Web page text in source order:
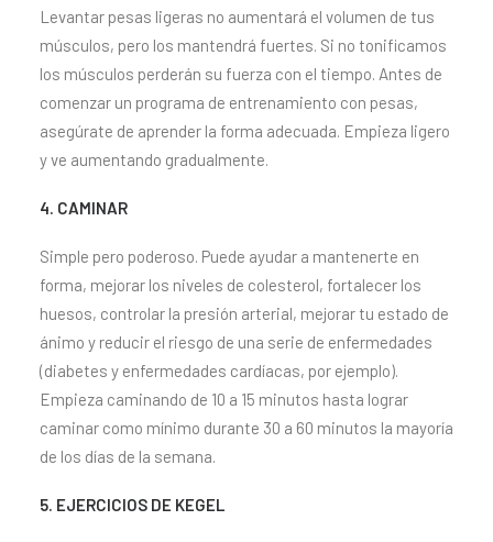
Levantar pesas ligeras no aumentará el volumen de tus
músculos, pero los mantendrá fuertes. Si no tonificamos
los músculos perderán su fuerza con el tiempo. Antes de
comenzar un programa de entrenamiento con pesas,
asegúrate de aprender la forma adecuada. Empieza ligero
y ve aumentando gradualmente.
4. CAMINAR
Simple pero poderoso. Puede ayudar a mantenerte en
forma, mejorar los niveles de colesterol, fortalecer los
huesos, controlar la presión arterial, mejorar tu estado de
ánimo y reducir el riesgo de una serie de enfermedades
(diabetes y enfermedades cardíacas, por ejemplo).
Empieza caminando de 10 a 15 minutos hasta lograr
caminar como mínimo durante 30 a 60 minutos la mayoría
de los días de la semana.
5. EJERCICIOS DE KEGEL